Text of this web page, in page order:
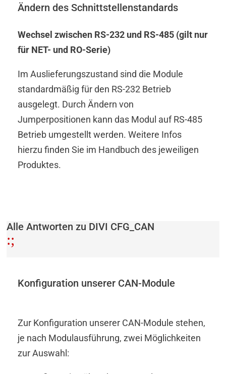
Ändern des Schnittstellenstandards
Wechsel zwischen RS-232 und RS-485 (gilt nur
für NET- und RO-Serie)
Im Auslieferungszustand sind die Module
standardmäßig für den RS-232 Betrieb
ausgelegt. Durch Ändern von
Jumperpositionen kann das Modul auf RS-485
Betrieb umgestellt werden. Weitere Infos
hierzu finden Sie im Handbuch des jeweiligen
Produktes.
Alle Antworten zu DIVI CFG_CAN
:;
Konfiguration unserer CAN-Module
Zur Konfiguration unserer CAN-Module stehen,
je nach Modulausführung, zwei Möglichkeiten
zur Auswahl: